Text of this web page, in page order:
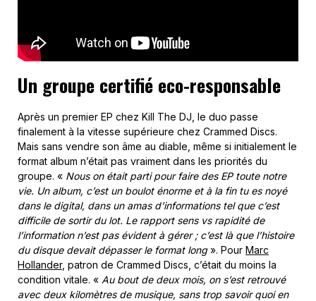
Un groupe certifié eco-responsable
Après un premier EP chez Kill The DJ, le duo passe
finalement à la vitesse supérieure chez Crammed Discs.
Mais sans vendre son âme au diable, même si initialement le
format album n’était pas vraiment dans les priorités du
groupe. « Nous on était parti pour faire des EP toute notre
vie. Un album, c’est un boulot énorme et à la fin tu es noyé
dans le digital, dans un amas d’informations tel que c’est
difficile de sortir du lot. Le rapport sens vs rapidité de
l’information n’est pas évident à gérer ; c’est là que l’histoire
du disque devait dépasser le format long». Pour Marc
Hollander, patron de Crammed Discs, c’était du moins la
condition vitale. « Au bout de deux mois, on s’est retrouvé
avec deux kilomètres de musique, sans trop savoir quoi en